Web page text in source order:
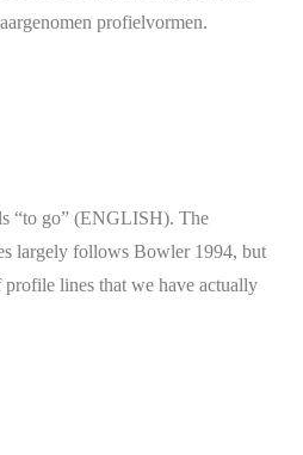
profielvormen.
“to go” (ENGLISH). The
largely follows Bowler 1994, but
profile lines that we have actually